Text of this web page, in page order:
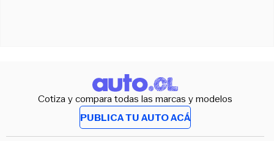
Cotiza y compara todas las marcas y modelos
PUBLICA TU AUTO ACÁ